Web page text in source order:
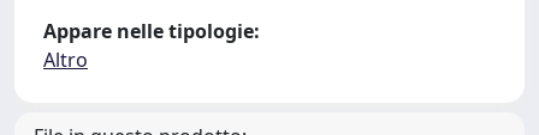
Appare nelle tipologie:
Altro